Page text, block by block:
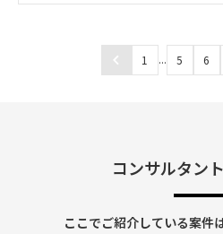
いただきます。
―本部長クラスへのインタビュー
1 ... 5 6
コンサルタン
ここでご紹介している案件